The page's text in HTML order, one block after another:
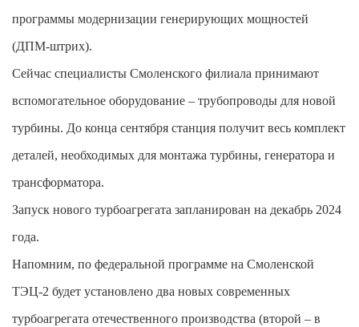
программы модернизации генерирующих мощностей
(ДПМ-штрих).
Сейчас специалисты Смоленского филиала принимают
вспомогательное оборудование – трубопроводы для новой
турбины. До конца сентября станция получит весь комплект
деталей, необходимых для монтажа турбины, генератора и
трансформатора.
Запуск нового турбоагрегата запланирован на декабрь 2024
года.
Напомним, по федеральной программе на Смоленской
ТЭЦ-2 будет установлено два новых современных
турбоагрегата отечественного производства (второй – в